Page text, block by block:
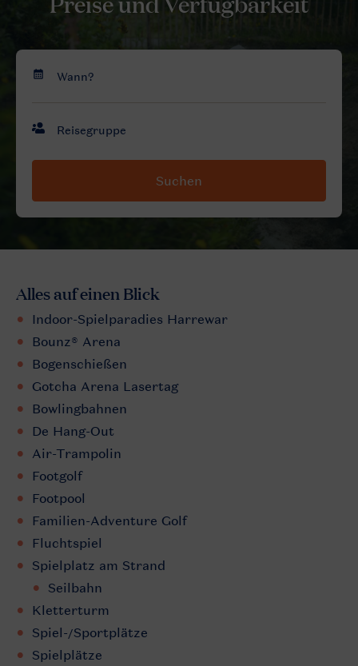
Suchen
Alles auf einen Blick
Indoor-Spielparadies Harrewar
Bounz® Arena
Bogenschießen
Gotcha Arena Lasertag
Bowlingbahnen
De Hang-Out
Air-Trampolin
Footgolf
Footpool
Familien-Adventure Golf
Fluchtspiel
Spielplatz am Strand
Seilbahn
Kletterturm
Spiel-/Sportplätze
Spielplätze